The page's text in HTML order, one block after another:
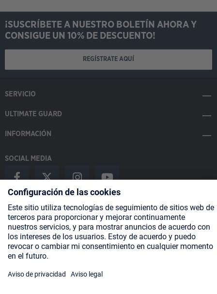
¡SUSCRÍBETE A NUESTRO BOLETÍN AHORA Y
CONSIGUE UN 10% DE DESCUENTO!
REGÍSTRATE AQUÍ
SERVICIO
ULTIMATE GUARD
INFORMACIÓN
SOCIAL MEDIA
Payment Methods
Shipping